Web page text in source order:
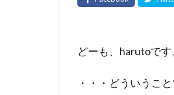
どーも、harutoです
・・・どういうこ